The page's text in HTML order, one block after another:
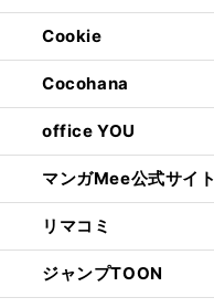
Cookie
Cocohana
office YOU
マンガMee公式サイト
リマコミ
ジャンプTOON